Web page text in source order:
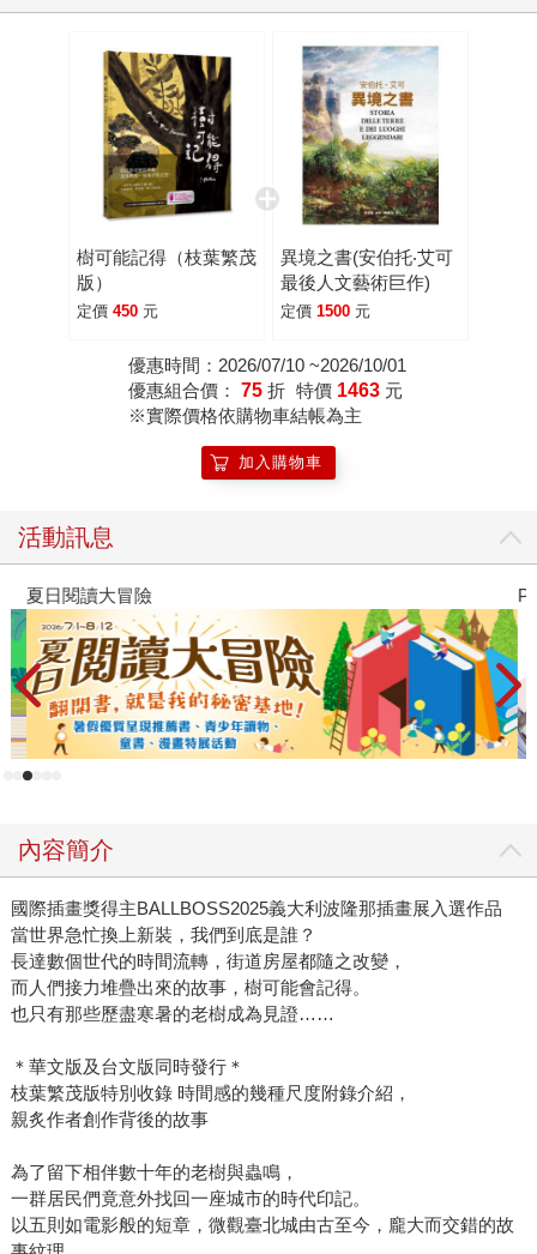
樹可能記得（枝葉繁茂
版）
定價 450 元
異境之書(安伯托‧艾可
最後人文藝術巨作)
定價 1500 元
優惠時間：2026/07/10 ~2026/10/01
優惠組合價： 75 折 特價 1463 元
※實際價格依購物車結帳為主
加入購物車
活動訊息
夏日閱讀大冒險
內容簡介
國際插畫獎得主BALLBOSS2025義大利波隆那插畫展入選作品
當世界急忙換上新裝，我們到底是誰？
長達數個世代的時間流轉，街道房屋都隨之改變，
而人們接力堆疊出來的故事，樹可能會記得。
也只有那些歷盡寒暑的老樹成為見證……
＊華文版及台文版同時發行＊
枝葉繁茂版特別收錄 時間感的幾種尺度附錄介紹，
親炙作者創作背後的故事
為了留下相伴數十年的老樹與蟲鳴，
一群居民們竟意外找回一座城市的時代印記。
以五則如電影般的短章，微觀臺北城由古至今，龐大而交錯的故